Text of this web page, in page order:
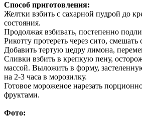
Способ приготовления:
Желтки взбить с сахарной пудрой до
состояния.
Продолжая взбивать, постепенно
Рикотту протереть через сито,
Добавить тертую цедру лимона,
Сливки взбить в крепкую пену,
массой. Выложить в форму,
на 2-3 часа в морозилку.
Готовое мороженое нарезать
фруктами.
Фото: